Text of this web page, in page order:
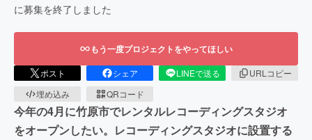
に募集を終了しました
もう一度プロジェクトをやってほしい
ポスト シェア LINEで送る
URLコピー
埋め込み
QRコード
今年の4月に竹原市でレンタルレコーディングスタジオ
をオープンしたい。レコーディングスタジオに設置する